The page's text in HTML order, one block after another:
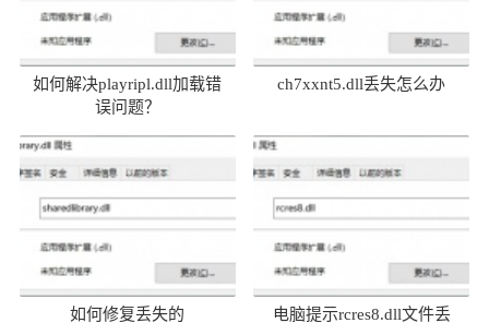
如何解决playripl.dll加载错
误问题？
ch7xxnt5.dll丢失怎么办
如何修复丢失的 电脑提示rcres8.dll文件丢